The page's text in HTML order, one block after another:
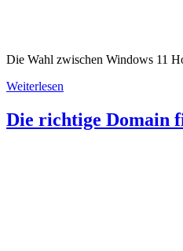
Die Wahl zwischen Windows 11
Weiterlesen
Die richtige Domain